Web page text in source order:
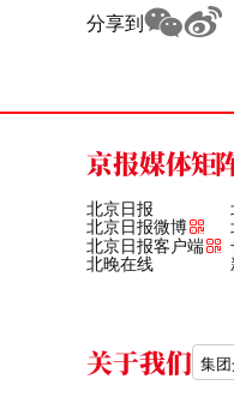
分享到
京报媒体矩
北京日报
北京日报微博
北京日报客户端
北晚在线
关于我们 集